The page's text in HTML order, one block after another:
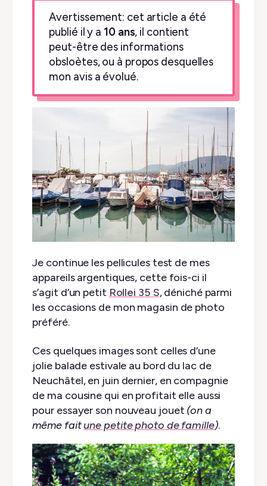
Avertissement: cet article a été
publié il y a 10 ans, il contient
peut-être des informations
obsloètes, ou à propos desquelles
mon avis a évolué.
Je continue les pellicules test de mes
appareils argentiques, cette fois-ci il
s’agit d’un petit Rollei 35 S, déniché parmi
les occasions de mon magasin de photo
préféré.
Ces quelques images sont celles d’une
jolie balade estivale au bord du lac de
Neuchâtel, en juin dernier, en compagnie
de ma cousine qui en profitait elle aussi
pour essayer son nouveau jouet (on a
même faitune petite photo de famille).